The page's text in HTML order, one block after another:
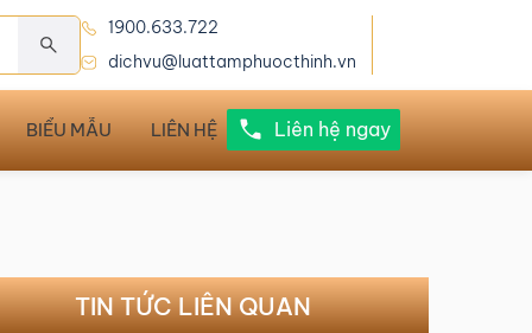
1900.633.722
dichvu@luattamphuocthinh.vn
BIỂU MẪU LIÊN HỆ Liên hệ ngay
TIN TỨC LIÊN QUAN